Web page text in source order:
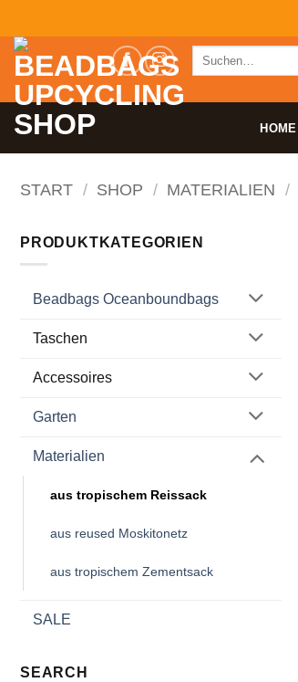
Inhalt
springen
Suchen
HOME
START / SHOP / MATERIALIEN /
PRODUKTKATEGORIEN
Beadbags Oceanboundbags
Taschen
Accessoires
Garten
Materialien
aus tropischem Reissack
aus reused Moskitonetz
aus tropischem Zementsack
SALE
SEARCH